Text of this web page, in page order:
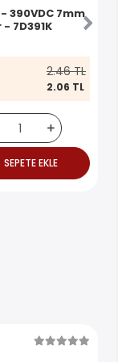
390VDC 7mm
7D391K
2.46 TL
2.06 TL
SEPETE EKLE